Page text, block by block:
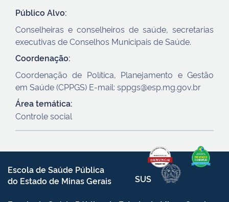
Público Alvo:
Conselheiras e conselheiros de saúde, secretarias
executivas de Conselhos Municipais de Saúde.
Coordenação:
Coordenação de Política, Planejamento e Gestão
em Saúde (CPPGS) E-mail: sppgs@esp.mg.gov.br
Área temática:
Controle social
Escola de Saúde Pública
do Estado de Minas Gerais
SUS